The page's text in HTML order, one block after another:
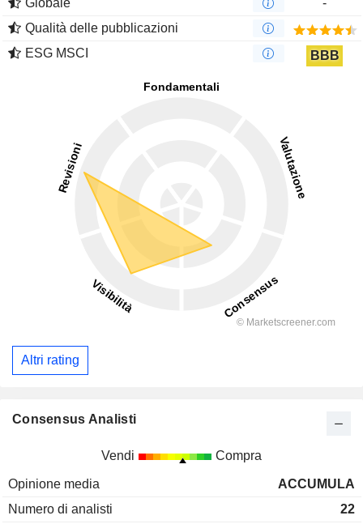
Globale
-
Qualità delle pubblicazioni
ESG MSCI
BBB
Altri rating
Consensus Analisti
Vendi Compra
Opinione media
ACCUMULA
Numero di analisti
22